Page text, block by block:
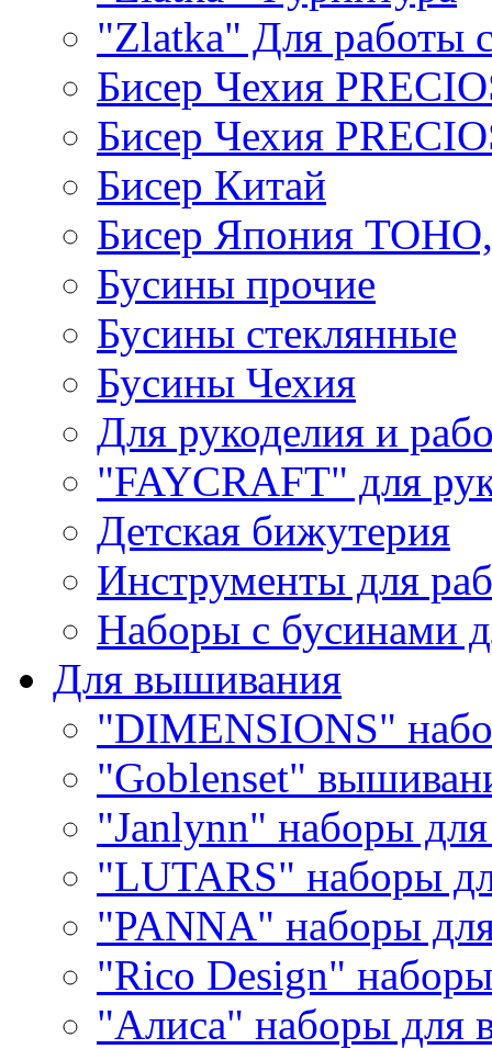
"Zlatka" Для работы
Бисер Чехия
Бисер Чехия
Бисер Китай
Бисер Япония
Бусины прочие
Бусины стеклянные
Бусины Чехия
Для рукоделия и
"FAYCRAFT" для
Детская бижутерия
Инструменты для
Наборы с бусинами
Для вышивания
"DIMENSIONS"
"Goblenset"
"Janlynn" наборы
"LUTARS" наборы
"PANNA" наборы
"Rico Design"
"Алиса" наборы для